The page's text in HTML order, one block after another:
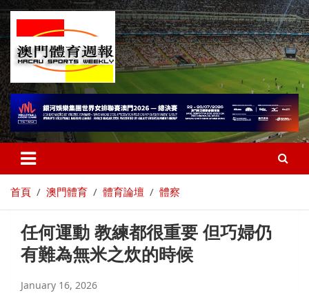
首頁 澳門體育 體育論壇 體察
任何運動 教練都很重要 但巧婦仍
有難為無米之炊的時候
January 16, 2026